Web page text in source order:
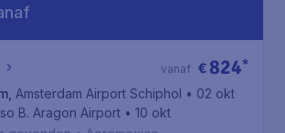
€824*
vanaf
Amsterdam Airport Schiphol • 02 okt
B. Aragon Airport • 10 okt